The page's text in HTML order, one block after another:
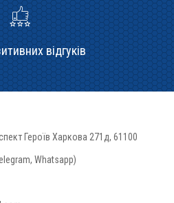
відгуків
Героїв Харкова 271д, 61100
Whatsapp)